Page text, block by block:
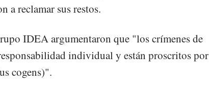
a reclamar sus restos.
IDEA argumentaron que "los crímenes de
individual y están proscritos por
cogens)".